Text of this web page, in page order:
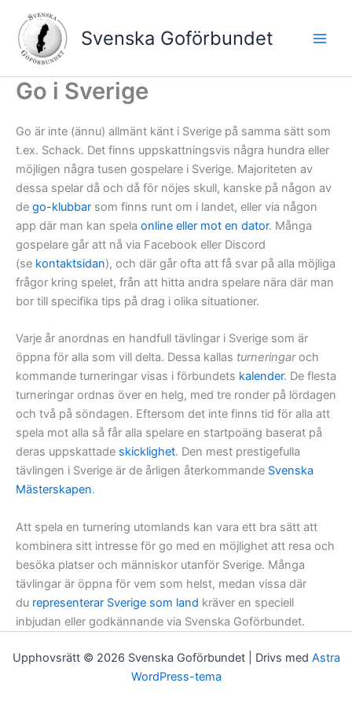
innehåll
Svenska Goförbundet
Go i Sverige
Go är inte (ännu) allmänt känt i Sverige på samma sätt som
t.ex. Schack. Det finns uppskattningsvis några hundra eller
möjligen några tusen gospelare i Sverige. Majoriteten av
dessa spelar då och då för nöjes skull, kanske på någon av
de go-klubbar som finns runt om i landet, eller via någon
app där man kan spela online eller mot en dator. Många
gospelare går att nå via Facebook eller Discord
(se kontaktsidan), och där går ofta att få svar på alla möjliga
frågor kring spelet, från att hitta andra spelare nära där man
bor till specifika tips på drag i olika situationer.
Varje år anordnas en handfull tävlingar i Sverige som är
öppna för alla som vill delta. Dessa kallas turneringaroch
kommande turneringar visas i förbundets kalender. De flesta
turneringar ordnas över en helg, med tre ronder på lördagen
och två på söndagen. Eftersom det inte finns tid för alla att
spela mot alla så får alla spelare en startpoäng baserat på
deras uppskattade skicklighet. Den mest prestigefulla
tävlingen i Sverige är de årligen återkommande Svenska
Mästerskapen.
Att spela en turnering utomlands kan vara ett bra sätt att
kombinera sitt intresse för go med en möjlighet att resa och
besöka platser och människor utanför Sverige. Många
tävlingar är öppna för vem som helst, medan vissa där
du representerar Sverige som land kräver en speciell
inbjudan eller godkännande via Svenska Goförbundet.
Upphovsrätt © 2026 Svenska Goförbundet | Drivs med Astra
WordPress-tema